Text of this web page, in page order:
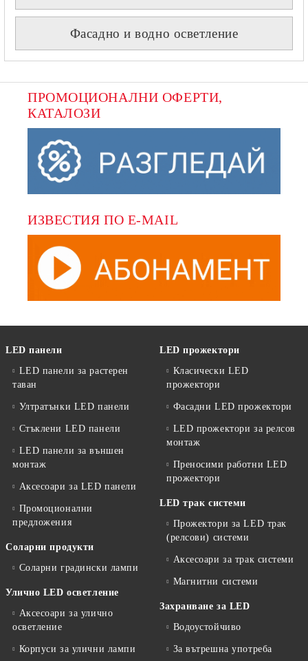
Фасадно и водно осветление
ПРОМОЦИОНАЛНИ ОФЕРТИ,
КАТАЛОЗИ
ИЗВЕСТИЯ ПО E-MAIL
LED панели
LED панели за растерен
таван
Ултратънки LED панели
Стъклени LED панели
LED панели за външен
монтаж
Аксесоари за LED панели
Промоционални
предложения
Соларни продукти
Соларни градински лампи
Улично LED осветление
Аксесоари за улично
осветление
Корпуси за улични лампи
LED прожектори
Класически LED
прожектори
Фасадни LED прожектори
LED прожектори за релсов
монтаж
Преносими работни LED
прожектори
LED трак системи
Прожектори за LED трак
(релсови) системи
Аксесоари за трак системи
Магнитни системи
Захранване за LED
Водоустойчиво
За вътрешна употреба